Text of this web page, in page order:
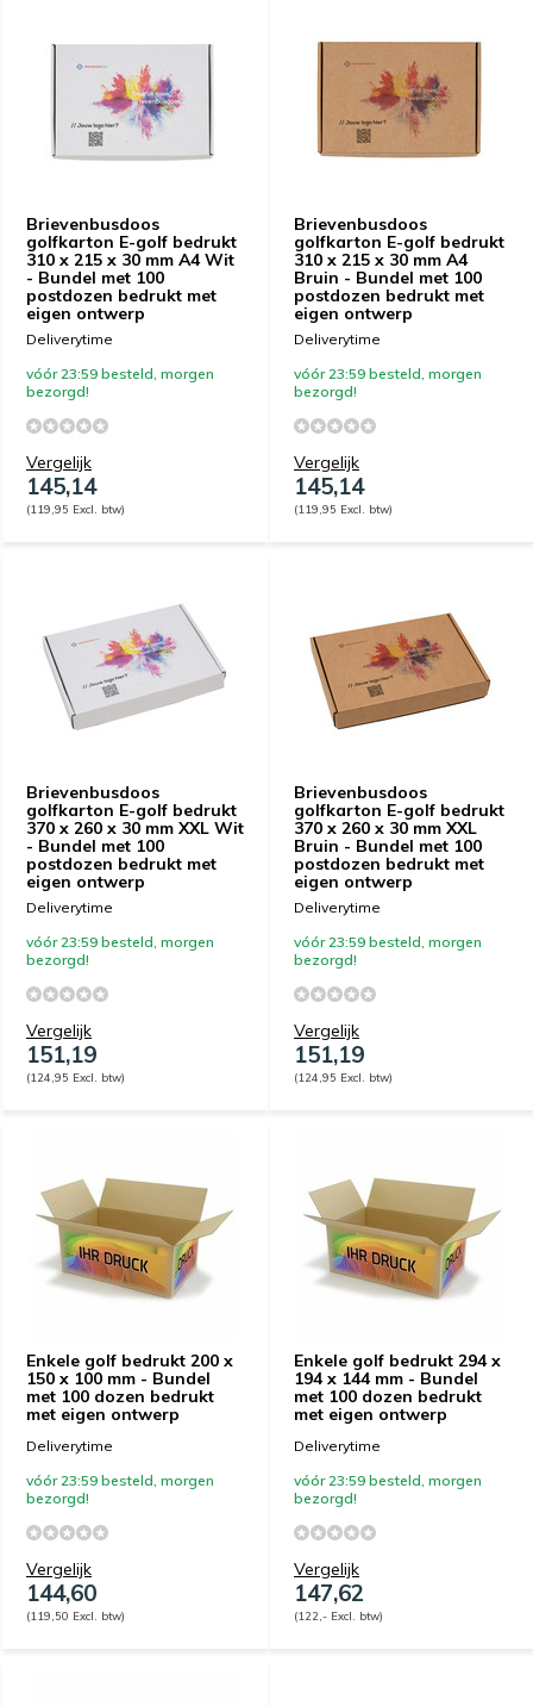
Brievenbusdoos
golfkarton E-golf bedrukt
310 x 215 x 30 mm A4 Wit
- Bundel met 100
postdozen bedrukt met
eigen ontwerp
Deliverytime
vóór 23:59 besteld, morgen
bezorgd!
Vergelijk
145,14
(119,95 Excl. btw)
Brievenbusdoos
golfkarton E-golf bedrukt
310 x 215 x 30 mm A4
Bruin - Bundel met 100
postdozen bedrukt met
eigen ontwerp
Deliverytime
vóór 23:59 besteld, morgen
bezorgd!
Vergelijk
145,14
(119,95 Excl. btw)
Brievenbusdoos
golfkarton E-golf bedrukt
370 x 260 x 30 mm XXL Wit
- Bundel met 100
postdozen bedrukt met
eigen ontwerp
Deliverytime
vóór 23:59 besteld, morgen
bezorgd!
Vergelijk
151,19
(124,95 Excl. btw)
Brievenbusdoos
golfkarton E-golf bedrukt
370 x 260 x 30 mm XXL
Bruin - Bundel met 100
postdozen bedrukt met
eigen ontwerp
Deliverytime
vóór 23:59 besteld, morgen
bezorgd!
Vergelijk
151,19
(124,95 Excl. btw)
Enkele golf bedrukt 200 x
150 x 100 mm - Bundel
met 100 dozen bedrukt
met eigen ontwerp
Deliverytime
vóór 23:59 besteld, morgen
bezorgd!
Vergelijk
144,60
(119,50 Excl. btw)
Enkele golf bedrukt 294 x
194 x 144 mm - Bundel
met 100 dozen bedrukt
met eigen ontwerp
Deliverytime
vóór 23:59 besteld, morgen
bezorgd!
Vergelijk
147,62
(122,- Excl. btw)